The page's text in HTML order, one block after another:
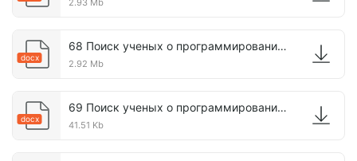
2.93 Mb
docx
68 Поиск ученых о программировании человека.docx
2.92 Mb
docx
69 Поиск ученых о программировании жизни.docx
41.51 Kb